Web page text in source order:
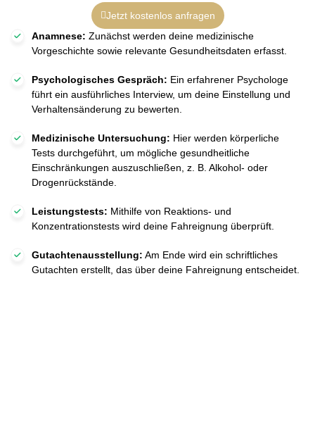
Jetzt kostenlos anfragen
Anamnese: Zunächst werden deine medizinische
Vorgeschichte sowie relevante Gesundheitsdaten erfasst.
Psychologisches Gespräch: Ein erfahrener Psychologe
führt ein ausführliches Interview, um deine Einstellung und
Verhaltensänderung zu bewerten.
Medizinische Untersuchung: Hier werden körperliche
Tests durchgeführt, um mögliche gesundheitliche
Einschränkungen auszuschließen, z. B. Alkohol- oder
Drogenrückstände.
Leistungstests: Mithilfe von Reaktions- und
Konzentrationstests wird deine Fahreignung überprüft.
Gutachtenausstellung: Am Ende wird ein schriftliches
Gutachten erstellt, das über deine Fahreignung entscheidet.